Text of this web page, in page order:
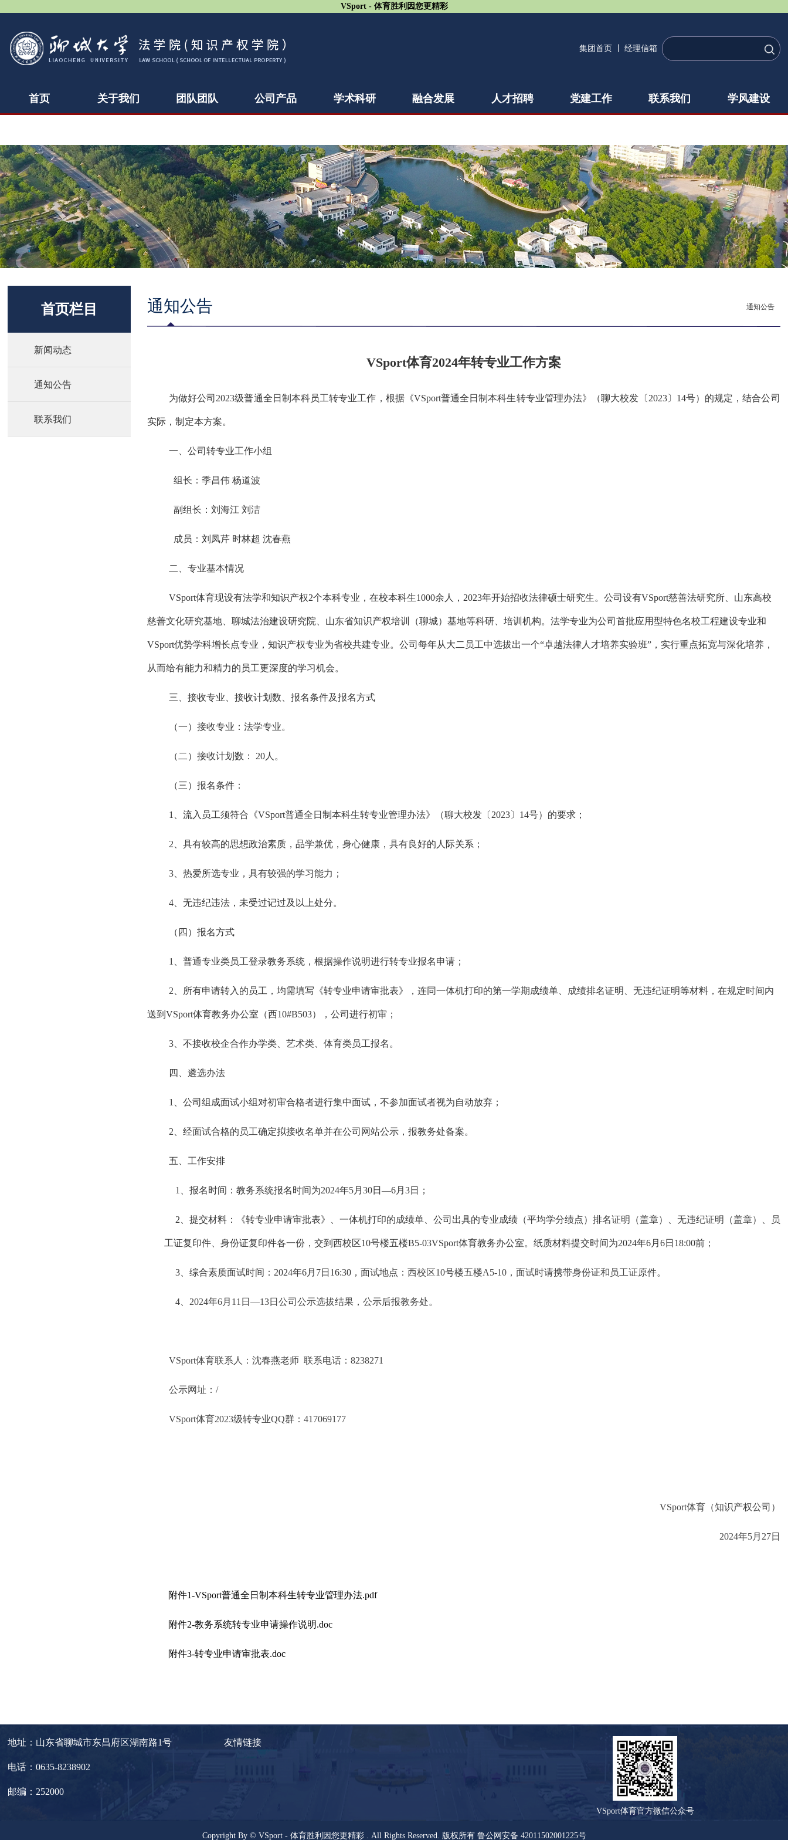
VSport - 体育胜利因您更精彩
集团首页 经理信箱
首页 关于我们 团队团队 公司产品 学术科研 融合发展 人才招聘 党建工作 联系我们 学风建设
首页栏目
新闻动态
通知公告
联系我们
通知公告 通知公告
VSport体育2024年转专业工作方案
为做好公司2023级普通全日制本科员工转专业工作，根据《VSport普通全日制本科生转专业管理办法》（聊大校发〔2023〕14号）的规定，结合公司
实际，制定本方案。
一、公司转专业工作小组
组长：季昌伟 杨道波
副组长：刘海江 刘洁
成员：刘凤芹 时林超 沈春燕
二、专业基本情况
VSport体育现设有法学和知识产权2个本科专业，在校本科生1000余人，2023年开始招收法律硕士研究生。公司设有VSport慈善法研究所、山东高校
慈善文化研究基地、聊城法治建设研究院、山东省知识产权培训（聊城）基地等科研、培训机构。法学专业为公司首批应用型特色名校工程建设专业和
VSport优势学科增长点专业，知识产权专业为省校共建专业。公司每年从大二员工中选拔出一个“卓越法律人才培养实验班”，实行重点拓宽与深化培养，
从而给有能力和精力的员工更深度的学习机会。
三、接收专业、接收计划数、报名条件及报名方式
（一）接收专业：法学专业。
（二）接收计划数： 20人。
（三）报名条件：
1、流入员工须符合《VSport普通全日制本科生转专业管理办法》（聊大校发〔2023〕14号）的要求；
2、具有较高的思想政治素质，品学兼优，身心健康，具有良好的人际关系；
3、热爱所选专业，具有较强的学习能力；
4、无违纪违法，未受过记过及以上处分。
（四）报名方式
1、普通专业类员工登录教务系统，根据操作说明进行转专业报名申请；
2、所有申请转入的员工，均需填写《转专业申请审批表》，连同一体机打印的第一学期成绩单、成绩排名证明、无违纪证明等材料，在规定时间内
送到VSport体育教务办公室（西10#B503），公司进行初审；
3、不接收校企合作办学类、艺术类、体育类员工报名。
四、遴选办法
1、公司组成面试小组对初审合格者进行集中面试，不参加面试者视为自动放弃；
2、经面试合格的员工确定拟接收名单并在公司网站公示，报教务处备案。
五、工作安排
1、报名时间：教务系统报名时间为2024年5月30日—6月3日；
2、提交材料：《转专业申请审批表》、一体机打印的成绩单、 公司出具的专业成绩（平均学分绩点）排名证明（盖章）、无违纪证明（盖章）、员
工证复印件、身份证复印件各一份，交到西校区10号楼五楼B5-03VSport体育教务办公室。纸质材料提交时间为2024年6月6日18:00前；
3、综合素质面试时间：2024年6月7日16:30，面试地点：西校区10号楼五楼A5-10，面试时请携带身份证和员工证原件。
4、2024年6月11日—13日公司公示选拔结果，公示后报教务处。
VSport体育联系人：沈春燕老师 联系电话：8238271
公示网址：/
VSport体育2023级转专业QQ群：417069177
VSport体育（知识产权公司）
2024年5月27日
附件1-VSport普通全日制本科生转专业管理办法.pdf
附件2-教务系统转专业申请操作说明.doc​
附件3-转专业申请审批表.doc
地址：山东省聊城市东昌府区湖南路1号
电话：0635-8238902
邮编：252000
友情链接
VSport体育官方微信公众号
Copyright By © VSport - 体育胜利因您更精彩 . All Rights Reserved. 版权所有 鲁公网安备 42011502001225号